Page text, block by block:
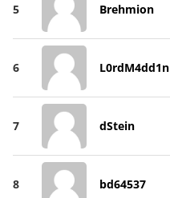
5 Brehmion
6 L0rdM4dd1n
7 dStein
8 bd64537